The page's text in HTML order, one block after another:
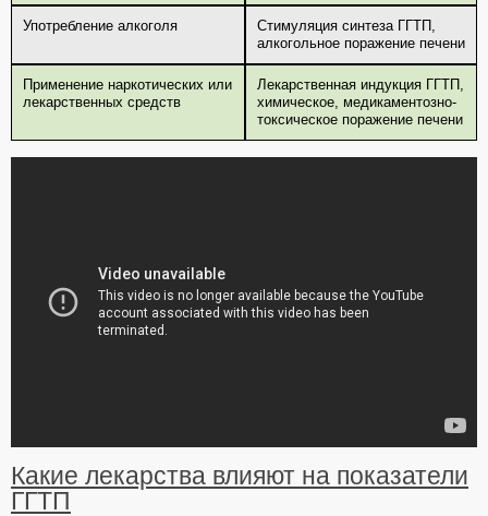
Употребление алкоголя
Стимуляция синтеза ГГТП,
алкогольное поражение печени
Применение наркотических или
лекарственных средств
Лекарственная индукция ГГТП,
химическое, медикаментозно-
токсическое поражение печени
Какие лекарства влияют на показатели
ГГТП